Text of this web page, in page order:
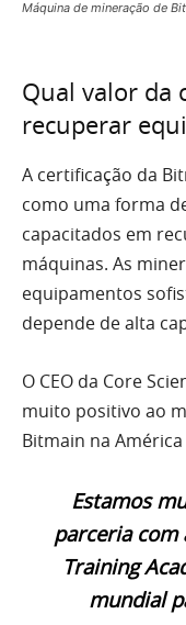
Máquina de mineração de
Qual valor da
recuperar
A certificação da
como uma forma
capacitados em
máquinas. As
equipamentos
depende de alta
O CEO da Core
muito positivo ao
Bitmain na
Estamos
parceria com
Training
mundial